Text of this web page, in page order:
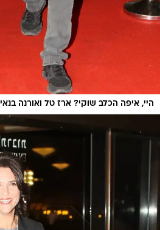
היי, איפה הכלב שוקי? ארז טל ואורנה בנאי